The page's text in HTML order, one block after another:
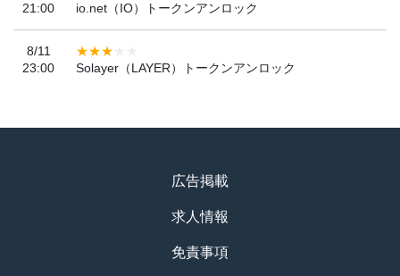
21:00
io.net（IO）トークンアンロック
8/11
23:00
Solayer（LAYER）トークンアンロック
広告掲載
求人情報
免責事項